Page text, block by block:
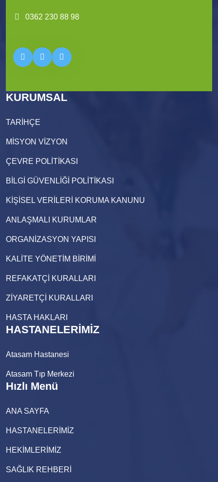
0362 230 88 98
KURUMSAL
TARİHÇE
MİSYON VİZYON
ÇEVRE POLİTİKASI
BİLGİ GÜVENLİĞİ POLİTİKASI
KİŞİSEL VERİLERİ KORUMA KANUNU
ANLAŞMALI KURUMLAR
ORGANİZASYON YAPISI
KALİTE YÖNETİM BİRİMİ
REFAKATÇİ KURALLARI
ZİYARETÇİ KURALLARI
HASTA HAKLARI
HASTANELERİMİZ
Atasam Hastanesi
Atasam Tıp Merkezi
Hızlı Menü
ANA SAYFA
HASTANELERİMİZ
HEKİMLERİMİZ
SAĞLIK REHBERİ